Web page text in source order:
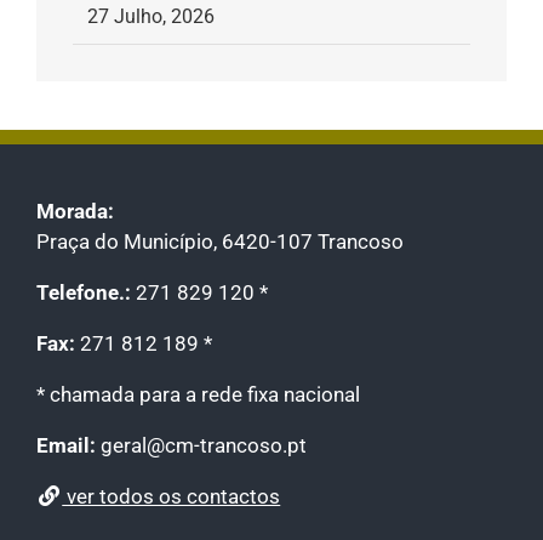
27 Julho, 2026
Morada:
Praça do Município, 6420-107 Trancoso
Telefone.: 271 829 120 *
Fax: 271 812 189 *
* chamada para a rede fixa nacional
Email: geral@cm-trancoso.pt
ver todos os contactos